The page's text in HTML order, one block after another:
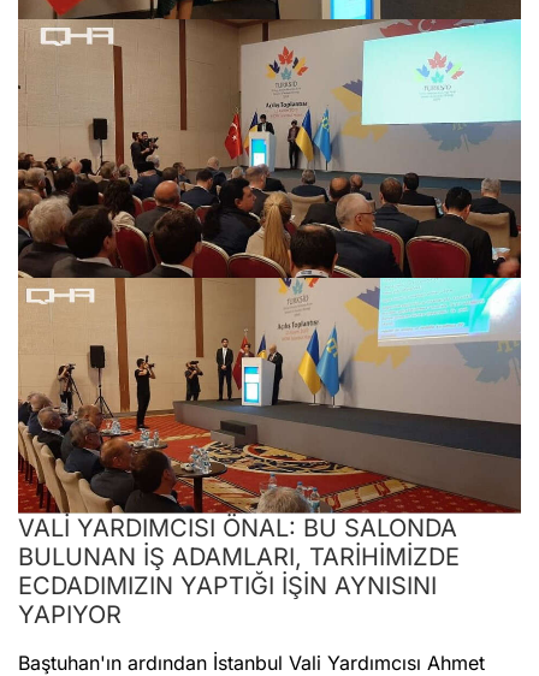
VALİ YARDIMCISI ÖNAL: BU SALONDA
BULUNAN İŞ ADAMLARI, TARİHİMİZDE
ECDADIMIZIN YAPTIĞI İŞİN AYNISINI
YAPIYOR
Baştuhan'ın ardından İstanbul Vali Yardımcısı Ahmet